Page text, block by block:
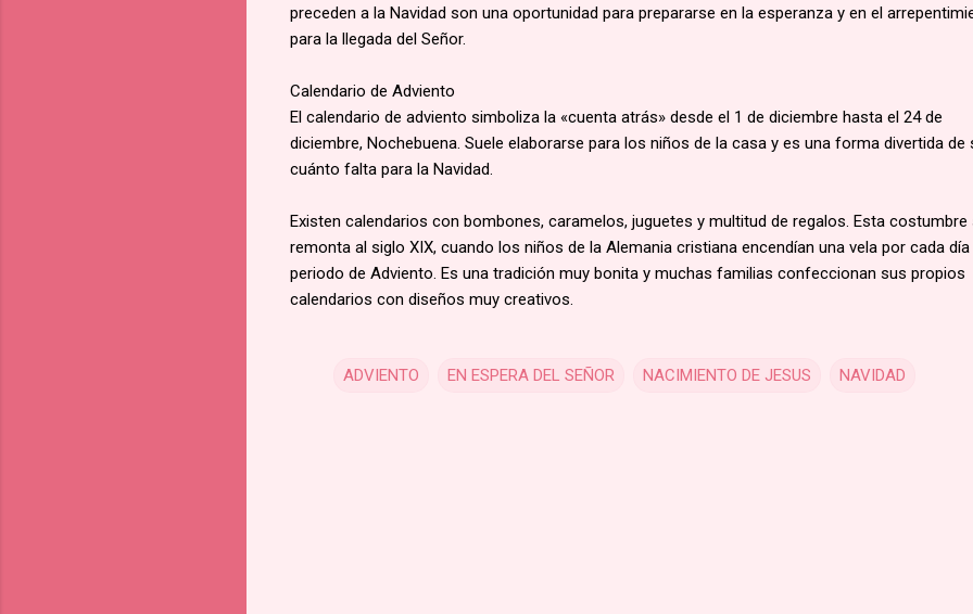
preceden a la Navidad son una oportunidad para prepararse en la esperanza y en el
para la llegada del Señor.
Calendario de Adviento
El calendario de adviento simboliza la «cuenta atrás» desde el 1 de diciembre hasta el 24 de
diciembre, Nochebuena. Suele elaborarse para los niños de la casa y es una forma divertida de
cuánto falta para la Navidad.
Existen calendarios con bombones, caramelos, juguetes y multitud de regalos. Esta costumbre
remonta al siglo XIX, cuando los niños de la Alemania cristiana encendían una vela por cada día
periodo de Adviento. Es una tradición muy bonita y muchas familias confeccionan sus propios
calendarios con diseños muy creativos.
ADVIENTO EN ESPERA DEL SEÑOR NACIMIENTO DE JESUS NAVIDAD